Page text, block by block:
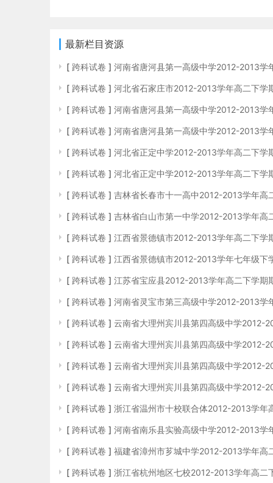
最新栏目资源
[ 跨科试卷 ] 河南省唐河县第一高级中学2012-2013学
[ 跨科试卷 ] 河北省石家庄市2012-2013学年高二下学
[ 跨科试卷 ] 河南省唐河县第一高级中学2012-2013学
[ 跨科试卷 ] 河南省唐河县第一高级中学2012-2013学
[ 跨科试卷 ] 河北省正定中学2012-2013学年高二下学
[ 跨科试卷 ] 河北省正定中学2012-2013学年高二下学
[ 跨科试卷 ] 吉林省长春市十一高中2012-2013学年高
[ 跨科试卷 ] 吉林省白山市第一中学2012-2013学年高
[ 跨科试卷 ] 江西省景德镇市2012-2013学年高二下学
[ 跨科试卷 ] 江西省景德镇市2012-2013学年七年级下
[ 跨科试卷 ] 江苏省宝应县2012-2013学年高二下学期
[ 跨科试卷 ] 河南省灵宝市第三高级中学2012-2013学
[ 跨科试卷 ] 云南省大理州宾川县第四高级中学2012-
[ 跨科试卷 ] 云南省大理州宾川县第四高级中学2012-
[ 跨科试卷 ] 云南省大理州宾川县第四高级中学2012-
[ 跨科试卷 ] 云南省大理州宾川县第四高级中学2012-
[ 跨科试卷 ] 浙江省温州市十校联合体2012-2013学年
[ 跨科试卷 ] 河南省南乐县实验高级中学2012-2013学
[ 跨科试卷 ] 福建省漳州市芗城中学2012-2013学年高
[ 跨科试卷 ] 浙江省杭州地区七校2012-2013学年高二